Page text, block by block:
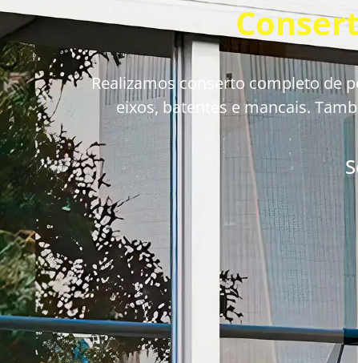
Realizamos conserto completo de
eixos, batentes e mancais.